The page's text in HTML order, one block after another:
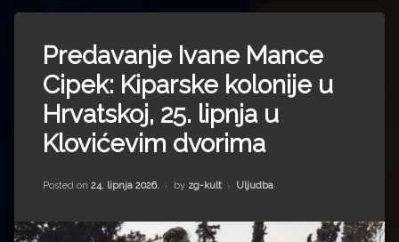
Predavanje Ivane Mance
Cipek: Kiparske kolonije u
Hrvatskoj, 25. lipnja u
Klovićevim dvorima
Posted on 24. lipnja 2026. by zg-kult Kategorije:
Uljudba